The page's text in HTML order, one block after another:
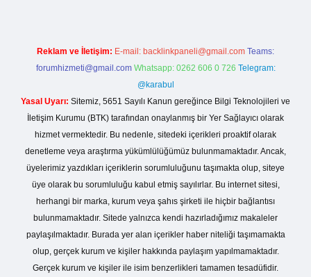
Reklam ve İletişim: E-mail: backlinkpaneli@gmail.com Teams:
forumhizmeti@gmail.com Whatsapp: 0262 606 0 726 Telegram:
@karabul
Yasal Uyarı: Sitemiz, 5651 Sayılı Kanun gereğince Bilgi Teknolojileri ve
İletişim Kurumu (BTK) tarafından onaylanmış bir Yer Sağlayıcı olarak
hizmet vermektedir. Bu nedenle, sitedeki içerikleri proaktif olarak
denetleme veya araştırma yükümlülüğümüz bulunmamaktadır. Ancak,
üyelerimiz yazdıkları içeriklerin sorumluluğunu taşımakta olup, siteye
üye olarak bu sorumluluğu kabul etmiş sayılırlar. Bu internet sitesi,
herhangi bir marka, kurum veya şahıs şirketi ile hiçbir bağlantısı
bulunmamaktadır. Sitede yalnızca kendi hazırladığımız makaleler
paylaşılmaktadır. Burada yer alan içerikler haber niteliği taşımamakta
olup, gerçek kurum ve kişiler hakkında paylaşım yapılmamaktadır.
Gerçek kurum ve kişiler ile isim benzerlikleri tamamen tesadüfidir.